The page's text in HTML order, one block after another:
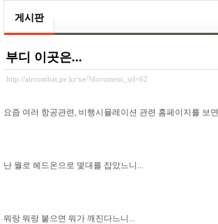
게시판
부디 이곳은...
http://aircombat.pe.kr/xe/?document_srl=62
요즘 여러 항공관련, 비행시뮬레이션 관련 홈페이지를 보면
난 뭘로 헤드온으로 몇대를 잡았느니...
뭐랑 뭐랑 붙으면 뭐가 깨진다느니...